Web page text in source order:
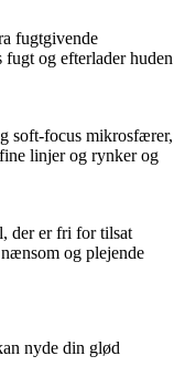
fugtgivende
fugt og efterlader huden
soft-focus mikrosfærer,
linjer og rynker og
der er fri for tilsat
og plejende
nyde din glød